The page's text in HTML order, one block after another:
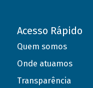
Acesso Rápido
Quem somos
Onde atuamos
Transparência